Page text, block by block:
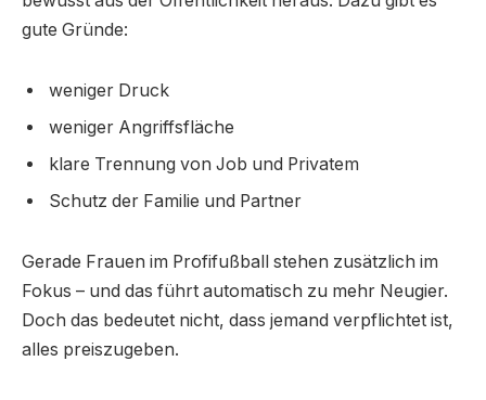
gute Gründe:
weniger Druck
weniger Angriffsfläche
klare Trennung von Job und Privatem
Schutz der Familie und Partner
Gerade Frauen im Profifußball stehen zusätzlich im
Fokus – und das führt automatisch zu mehr Neugier.
Doch das bedeutet nicht, dass jemand verpflichtet ist,
alles preiszugeben.